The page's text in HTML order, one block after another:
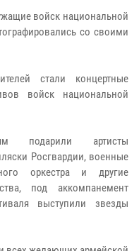
войск национальной
со своими
стали концертные
войск национальной
подарили артисты
Росгвардии, военные
оркестра и другие
под аккомпанемент
выступили звезды